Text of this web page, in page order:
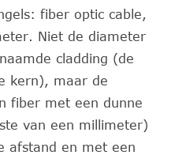
fiber optic cable,
Niet de diameter
cladding (de
kern), maar de
fiber met een dunne
van een millimeter)
afstand en met een